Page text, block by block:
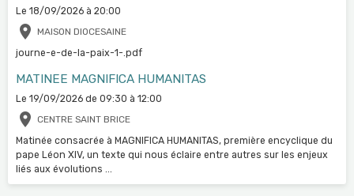
Le 18/09/2026 à 20:00
MAISON DIOCESAINE
journe-e-de-la-paix-1-.pdf
MATINEE MAGNIFICA HUMANITAS
Le 19/09/2026 de 09:30 à 12:00
CENTRE SAINT BRICE
Matinée consacrée à MAGNIFICA HUMANITAS, première encyclique du
pape Léon XIV, un texte qui nous éclaire entre autres sur les enjeux
liés aux évolutions ...